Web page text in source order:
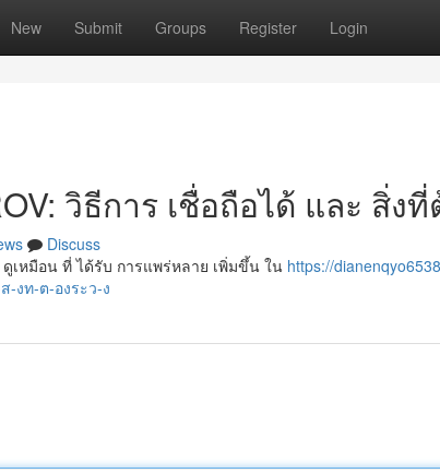
New Submit Groups Register Login
วิธีการ เชื่อถือได้ และ สิ่งที่
Discuss
เหมือน ที่ ได้รับ การแพร่หลาย เพิ่มขึ้น ใน https://
-งท-ต-องระว-ง